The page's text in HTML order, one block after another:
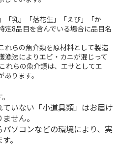
「乳」「落花生」「えび」「か
定8品目を含んでいる場合に品目名
らの魚介類を原材料として製造
漁法によりエビ・カニが混じって
れらの魚介類は、エサとしてエ
ります。
いない「小道具類」はお届け
せん。
ソコンなどの環境により、実
。